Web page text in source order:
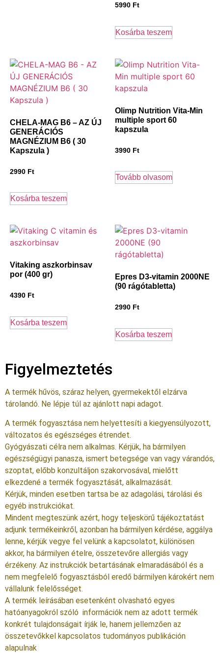
5990 Ft
Kosárba teszem
CHELA-MAG B6 – AZ ÚJ
GENERÁCIÓS
MAGNÉZIUM B6 ( 30
Kapszula )
2990 Ft
Kosárba teszem
Olimp Nutrition Vita-Min
multiple sport 60
kapszula
3990 Ft
Tovább olvasom
Vitaking aszkorbinsav
por (400 gr)
4390 Ft
Kosárba teszem
Epres D3-vitamin 2000NE
(90 rágótabletta)
2990 Ft
Kosárba teszem
Figyelmeztetés
A termék hűvös, száraz helyen, gyermekektől elzárva
tárolandó. Ne lépje túl az ajánlott napi adagot.
A termék fogyasztása nem helyettesíti a kiegyensúlyozott,
változatos és egészséges étrendet.
Gyógyászati célra nem alkalmas. Kérjük, ha bármilyen
egészségügyi panasza, ismert betegsége van vagy várandós,
szoptat, előbb konzultáljon szakorvosával, mielőtt
elkezdené a termék fogyasztását, alkalmazását.
Kérjük, minden esetben tartsa be az adagolási, tárolási és
egyéb instrukciókat.
Mindent megteszünk azért, hogy teljeskörű tájékoztatást
adjunk termékeinkről, azonban ha bármilyen kérdése, aggálya
lenne, kérjük vegye fel velünk a kapcsolatot, különösen
akkor, ha bármilyen ételre, összetevőre allergiás vagy
érzékeny. Az instrukciók betartásának elmaradásából és a
nem megfelelő fogyasztásból eredő bármilyen károkért nem
vállalunk felelősséget.
A termék leírásában esetenként olvasható egyes
hatóanyagokról szóló információk nem az adott termék
konkrét tulajdonságait írják le, hanem jellemzően az
összetevőkkel kapcsolatos tudományos publikáción
alapulnak